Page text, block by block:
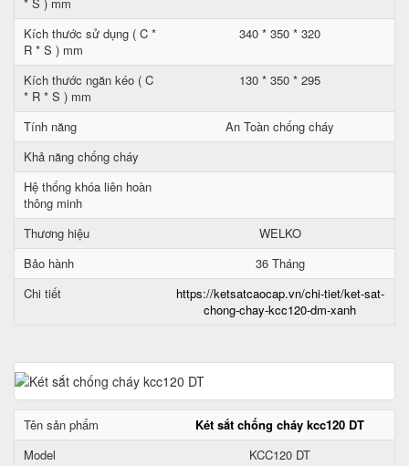
* S ) mm
Kích thước sử dụng ( C *
R * S ) mm
340 * 350 * 320
Kích thước ngăn kéo ( C
* R * S ) mm
130 * 350 * 295
Tính năng
An Toàn chống cháy
Khả năng chống cháy
Hệ thống khóa liên hoàn
thông minh
Thương hiệu
WELKO
Bảo hành
36 Tháng
Chi tiết
https://ketsatcaocap.vn/chi-tiet/ket-sat-
chong-chay-kcc120-dm-xanh
Tên sản phẩm
Két sắt chống cháy kcc120 DT
Model
KCC120 DT